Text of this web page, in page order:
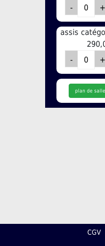
assis
plan de
CGV